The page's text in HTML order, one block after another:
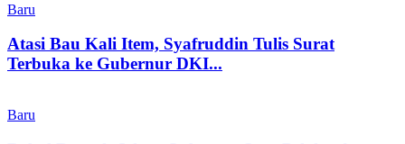
Baru
Atasi Bau Kali Item, Syafruddin Tulis Surat
Terbuka ke Gubernur DKI...
Baru